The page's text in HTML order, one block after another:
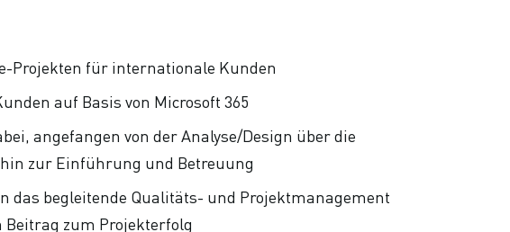
Projekten für internationale Kunden
auf Basis von Microsoft 365
angefangen von der Analyse/Design über die
zur Einführung und Betreuung
das begleitende Qualitäts- und Projektmanagement
zum Projekterfolg